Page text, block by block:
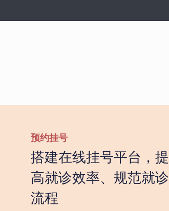
预约挂号
搭建在线挂号平台，提
高就诊效率、规范就诊
流程